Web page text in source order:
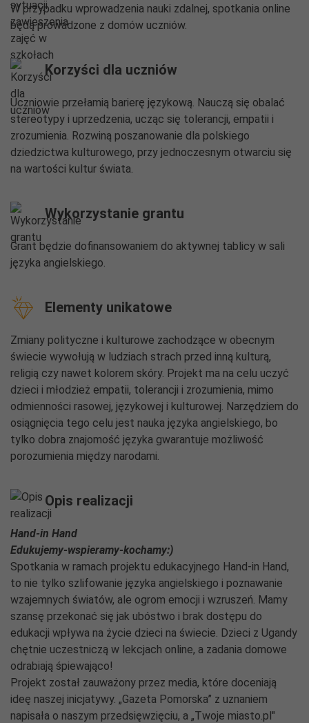
W przypadku wprowadzenia nauki zdalnej, spotkania online
będą prowadzone z domów uczniów.
Korzyści dla uczniów
Uczniowie przełamią barierę językową. Nauczą się obalać
stereotypy i uprzedzenia, ucząc się tolerancji, empatii i
zrozumienia. Rozwiną poszanowanie dla polskiego
dziedzictwa kulturowego, przy jednoczesnym otwarciu się
na wartości kultur świata.
Wykorzystanie grantu
Grant będzie dofinansowaniem do aktywnej tablicy w sali
języka angielskiego.
Elementy unikatowe
Zmiany polityczne i kulturowe zachodzące w obecnym
świecie wywołują w ludziach strach przed inną kulturą,
religią czy nawet kolorem skóry. Projekt ma na celu uczyć
dzieci i młodzież empatii, tolerancji i zrozumienia, mimo
odmienności rasowej, językowej i kulturowej. Narzędziem do
osiągnięcia tego celu jest nauka języka angielskiego, bo
tylko dobra znajomość języka gwarantuje możliwość
porozumienia między narodami.
Opis realizacji
Hand-in Hand
Edukujemy-wspieramy-kochamy:)
Spotkania w ramach projektu edukacyjnego Hand-in Hand,
to nie tylko szlifowanie języka angielskiego i poznawanie
wzajemnych światów, ale ogrom emocji i wzruszeń. Mamy
szansę przekonać się jak ubóstwo i brak dostępu do
edukacji wpływa na życie dzieci na świecie. Dzieci z Ugandy
chętnie uczestniczą w lekcjach online, a zadania domowe
odrabiają śpiewająco!
Projekt został zauważony przez media, które doceniają
ideę naszej inicjatywy. „Gazeta Pomorska” z uznaniem
napisała o naszym przedsięwzięciu, a „Twoje miasto.pl"